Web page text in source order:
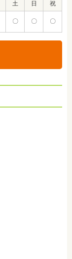
土 日 祝
〇 〇 〇